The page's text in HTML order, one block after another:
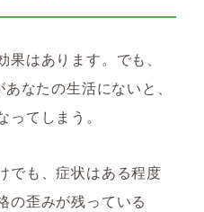
はあります。でも、
なたの生活にないと、
てしまう。
でも、症状はある程度
の歪みが残っている